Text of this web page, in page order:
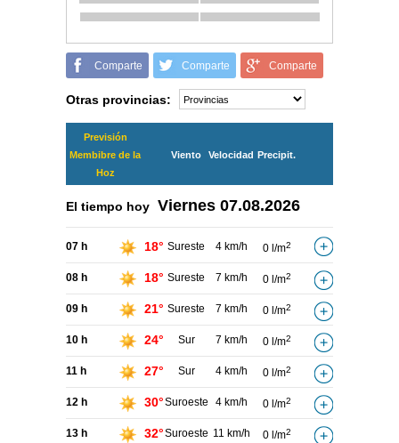
Comparte Comparte Comparte
Otras provincias:
Previsión
Membibre de la
Hoz
Viento Velocidad Precipit.
El tiempo hoy Viernes 07.08.2026
07 h 18° Sureste 4 km/h 0 l/m2
08 h 18° Sureste 7 km/h 0 l/m2
09 h 21° Sureste 7 km/h 0 l/m2
10 h 24° Sur 7 km/h 0 l/m2
11 h 27° Sur 4 km/h 0 l/m2
12 h 30°Suroeste 4 km/h 0 l/m2
13 h 32°Suroeste 11 km/h 0 l/m2